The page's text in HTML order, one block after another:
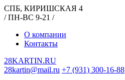
СПБ, КИРИШСКАЯ 4
/ ПН-ВС 9-21 /
О компании
Контакты
28KARTIN.RU
28kartin@mail.ru +7 (931) 300-16-88